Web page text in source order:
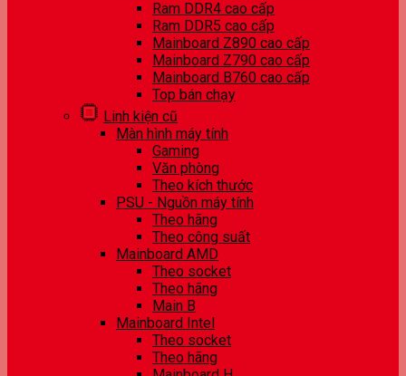
Ram DDR4 cao cấp
Ram DDR5 cao cấp
Mainboard Z890 cao cấp
Mainboard Z790 cao cấp
Mainboard B760 cao cấp
Top bán chạy
Linh kiện cũ
Màn hình máy tính
Gaming
Văn phòng
Theo kích thước
PSU - Nguồn máy tính
Theo hãng
Theo công suất
Mainboard AMD
Theo socket
Theo hãng
Main B
Mainboard Intel
Theo socket
Theo hãng